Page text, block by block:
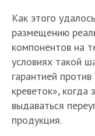
Как этого
размещению
компонентов на
условиях такой
гарантией
креветок»,
выдаваться
продукция.